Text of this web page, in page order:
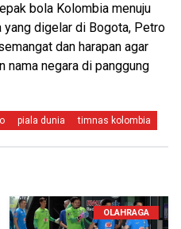
bola Kolombia menuju
yang digelar di Bogota, Petro
dan harapan agar
nama negara di panggung
piala dunia timnas kolombia
OLAHRAGA